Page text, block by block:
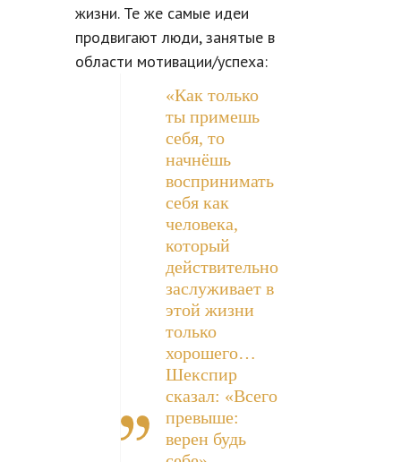
жизни. Те же самые идеи
продвигают люди, занятые в
области мотивации/успеха:
«Как только
ты примешь
себя, то
начнёшь
воспринимать
себя как
человека,
который
действительно
заслуживает в
этой жизни
только
хорошего…
Шекспир
сказал: «Всего
превыше:
верен будь